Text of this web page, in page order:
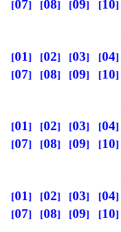
07 08 09 10
01 02 03 04
07
08 09 10
01 02 03 04
07
08 09 10
01 02 03 04
07
08 09 10